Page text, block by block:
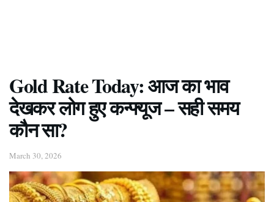
Gold Rate Today: आज का भाव
देखकर लोग हुए कन्फ्यूज – सही समय
कौन सा?
March 30, 2026